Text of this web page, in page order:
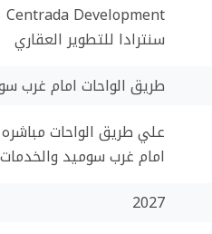
Centrada Development
سنترادا للتطوير العقاري
طريق الواحات امام غرب
علي طريق الواحات مباشره
امام غرب سوميد والخدمات
2027